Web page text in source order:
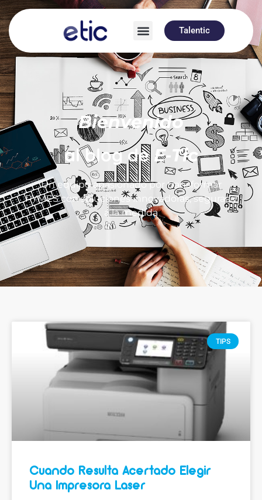
Talentic
Bienvenido
al blog deE-Tic
Un equipo apasionado por transformar
PYMES con soluciones innovadoras, seguras y
a la medida
TIPS
Cuando Resulta Acertado Elegir
Una Impresora Laser